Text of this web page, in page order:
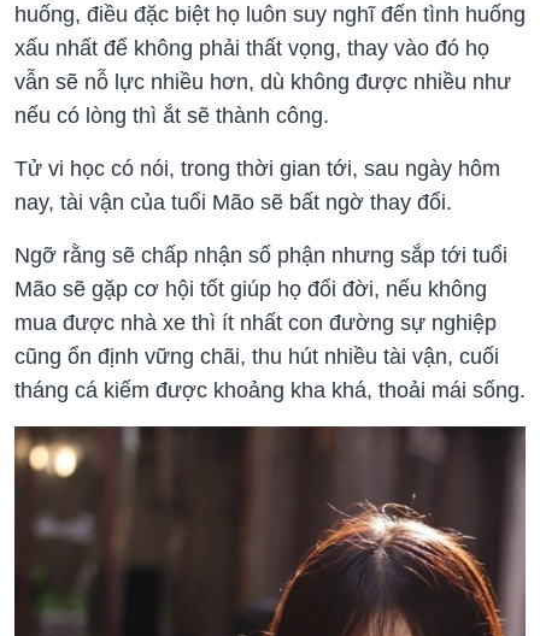
huống, điều đặc biệt họ luôn suy nghĩ đến tình huống
xấu nhất để không phải thất vọng, thay vào đó họ
vẫn sẽ nỗ lực nhiều hơn, dù không được nhiều như
nếu có lòng thì ắt sẽ thành công.
Tử vi học có nói, trong thời gian tới, sau ngày hôm
nay, tài vận của tuổi Mão sẽ bất ngờ thay đổi.
Ngỡ rằng sẽ chấp nhận số phận nhưng sắp tới tuổi
Mão sẽ gặp cơ hội tốt giúp họ đổi đời, nếu không
mua được nhà xe thì ít nhất con đường sự nghiệp
cũng ổn định vững chãi, thu hút nhiều tài vận, cuối
tháng cá kiếm được khoảng kha khá, thoải mái sống.